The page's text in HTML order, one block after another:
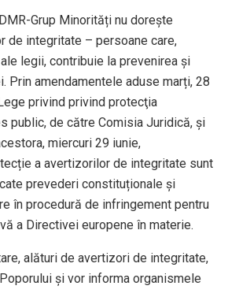
Grup Minorități nu dorește
de integritate – persoane care,
legii, contribuie la prevenirea și
Prin amendamentele aduse marți, 28
privind privind protecţia
public, de către Comisia Juridică, și
miercuri 29 iunie,
a avertizorilor de integritate sunt
prevederi constituționale și
în procedură de infringement pentru
a Directivei europene în materie.
alături de avertizori de integritate,
și vor informa organismele